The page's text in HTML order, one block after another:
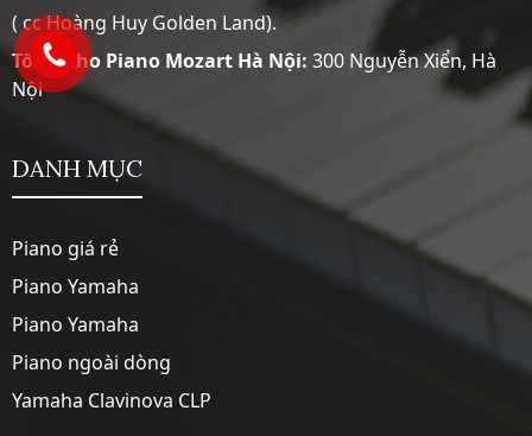
( cc Hoàng Huy Golden Land).
Tổng Kho Piano Mozart Hà Nội: 300 Nguyễn Xiển, Hà
Nội
DANH MỤC
Piano giá rẻ
Piano Yamaha
Piano Yamaha
Piano ngoài dòng
Yamaha Clavinova CLP